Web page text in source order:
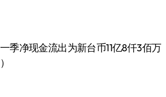
季净现金流出为新台币11亿8仟3佰万